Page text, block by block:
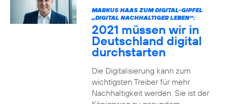
MARKUS HAAS ZUM DIGITAL-GIPFEL
„DIGITAL NACHHALTIGER LEBEN“:
2021 müssen wir in
Deutschland digital
durchstarten
Die Digitalisierung kann zum
wichtigsten Treiber für mehr
Nachhaltigkeit werden. Sie ist der